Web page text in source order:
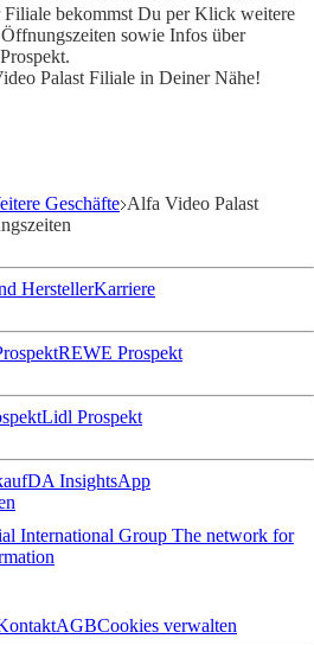
bekommst Du per Klick weitere
sowie Infos über
Palast Filiale in Deiner Nähe!
Geschäfte Alfa Video Palast
HerstellerKarriere
REWE Prospekt
Lidl Prospekt
InsightsApp
International Group The network for
AGBCookies verwalten